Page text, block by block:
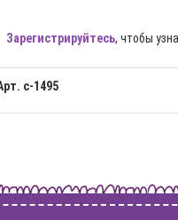
Зарегистрируйтесь, чтобы
с-1495